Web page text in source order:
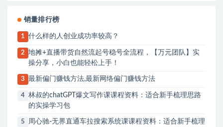
销量排行榜
1 什么样的人创业成功率较高？
2
地摊+直播带货自然流起号稳号全流程，【万元团队】实
操分享，小白也能轻松上手！
3 最新偏门赚钱方法,最新网络偏门赚钱方法
4 林叔的chatGPT爆文写作课课程资料：适合新手梳理思路
的实操学习包
5
周心驰-无界直通车拉搜索系统课课程资料：适合新手梳理